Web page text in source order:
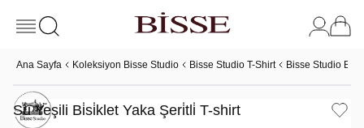
Ana Sayfa Koleksiyon Bisse Studio Bisse Studio T-Shirt Bisse Studio
Su Yeşili Bi̇si̇klet Yaka Şeri̇tli̇ T-shirt